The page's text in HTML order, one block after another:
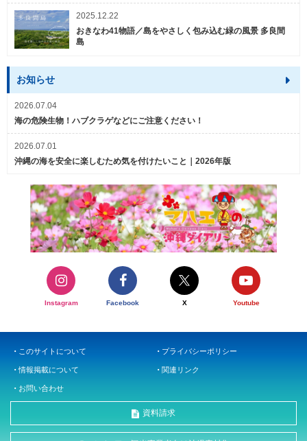
2025.12.22
おきなわ41物語／島をやさしく包み込む緑の風景 多良間
島
お知らせ
2026.07.04
海の危険生物！ハブクラゲなどにご注意ください！
2026.07.01
沖縄の海を安全に楽しむため気を付けたいこと｜2026年版
Instagram Facebook X Youtube
このサイトについて プライバシーポリシー
情報掲載について 関連リンク
お問い合わせ
資料請求